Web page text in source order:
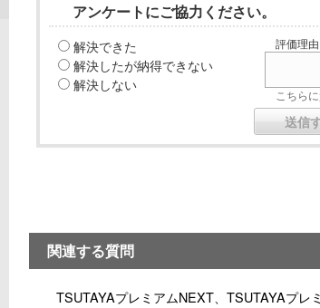
アンケートにご協力ください。
解決できた
解決したが納得できない
解決しない
評価理由
こちらに
関連する質問
TSUTAYAプレミアムNEXT、TSUTAYAプレ